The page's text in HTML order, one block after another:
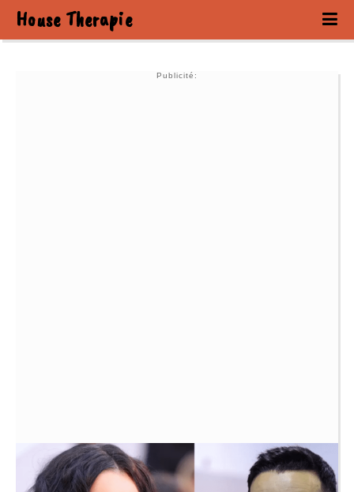
House Therapie
Publicité: